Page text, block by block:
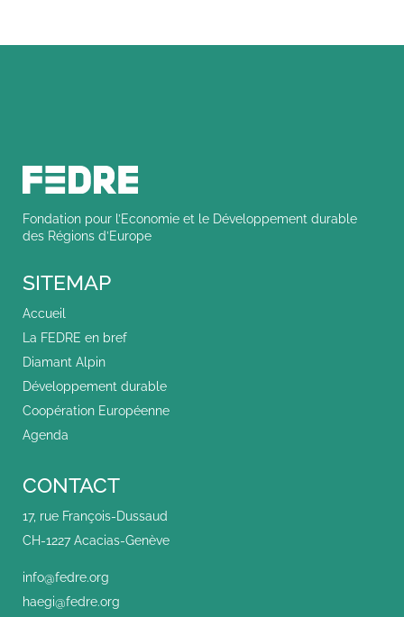
Fondation pour l’Economie et le Développement durable
des Régions d’Europe
SITEMAP
Accueil
La FEDRE en bref
Diamant Alpin
Développement durable
Coopération Européenne
Agenda
CONTACT
17, rue François-Dussaud
CH-1227 Acacias-Genève
info@fedre.org
haegi@fedre.org